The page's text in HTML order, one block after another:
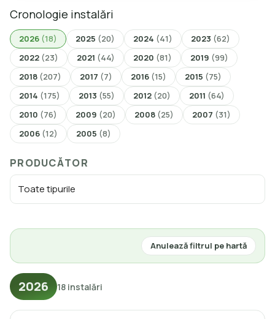
Cronologie instalări
2026 (18) 2025 (20) 2024 (41) 2023 (62)
2022 (23) 2021 (44) 2020 (81) 2019 (99)
2018 (207) 2017 (7) 2016 (15) 2015 (75)
2014 (175) 2013 (55) 2012 (20) 2011 (64)
2010 (76) 2009 (20) 2008 (25) 2007 (31)
2006 (12) 2005 (8)
PRODUCĂTOR
Anulează filtrul pe hartă
2026 18 instalări